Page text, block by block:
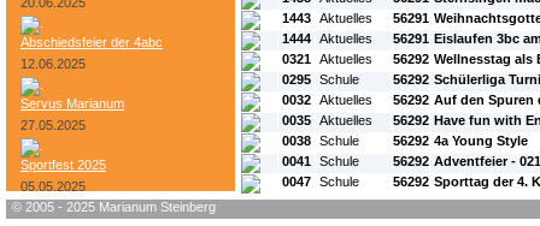
Abschiedsfeier der 4abc
12.06.2025
Servus Marianum
27.05.2025
Sportfest 2025
05.05.2025
1443 Aktuelles 56291
1444 Aktuelles 56291 Eislaufen 3bc
0321 Aktuelles 56292 Wellnesstag als
0295 Schule 56292 Schülerliga
0032 Aktuelles 56292 Auf den Spuren
0035 Aktuelles 56292 Have fun with
0038 Schule 56292 4a Young Style
0041 Schule 56292 Adventfeier -
0047 Schule 56292 Sporttag der 4.
© 2005 - 2025 Marianum Steinberg